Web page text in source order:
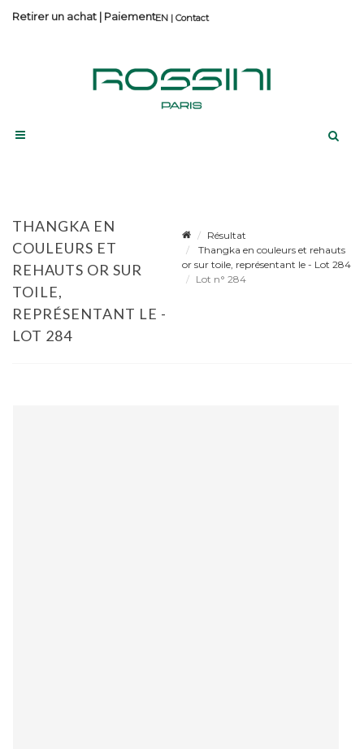
Contact
Retirer un achat | Paiement
THANGKA EN
COULEURS ET
REHAUTS OR SUR
TOILE,
REPRÉSENTANT LE -
LOT 284
Résultat
Thangka en couleurs et rehauts
or sur toile, représentant le - Lot 284
Lot n° 284